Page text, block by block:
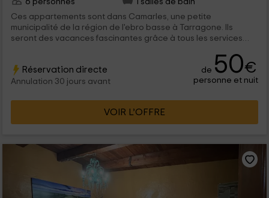
Ces appartements sont dans Camarles, une petite
municipalité de la région de l'ebro basse à Tarragone. Ils
seront des vacances fascinantes grâce à tous les services
Réservation directe
Annulation 30 jours avant
de 50€
personne et nuit
VOIR L’OFFRE